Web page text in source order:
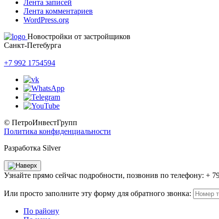
Лента записей
Лента комментариев
WordPress.org
Новостройки от застройщиков
Санкт-Петебурга
+7 992 1754594
© ПетроИнвестГрупп
Политика конфиденциальности
Разработка Silver
Узнайте прямо сейчас подробности, позвонив по телефону: +
Или просто заполните эту форму для обратного звонка:
По району